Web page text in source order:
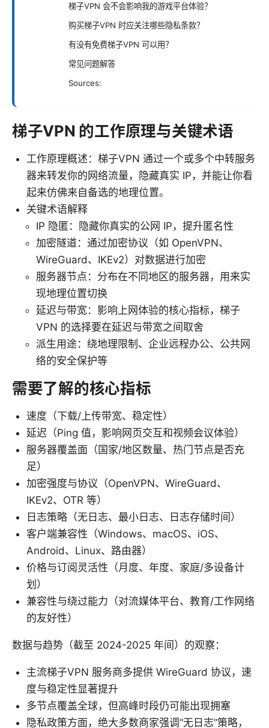
梯子VPN 会不会影响我的游戏平台体验？
购买梯子VPN 时应关注哪些隐私条款？
有没有免费梯子VPN 可以用？
常见问题解答
Sources:
梯子VPN 的工作原理与关键术语
工作原理概述：梯子VPN 通过一个或多个中转服务
器来转发你的网络流量，隐藏真实 IP，并能让你看
起来仿佛来自备选的地理位置。
关键术语解释
IP 隐匿：隐藏你真实的公网 IP，提升匿名性
加密隧道：通过加密协议（如 OpenVPN、
WireGuard、IKEv2）对数据进行加密
服务器节点：分布在不同地区的服务器，用来实
现地理位置切换
延迟与带宽：影响上网体验的核心指标，梯子
VPN 的选择要在延迟与带宽之间取舍
派生用途：绕地理限制、企业远程办公、公共网
络的安全保护等
需要了解的核心指标
速度（下载/上传带宽、稳定性）
延迟（Ping 值，影响网页交互和视频会议体验）
服务器覆盖面（国家/地区数量、热门节点是否充
足）
加密强度与协议（OpenVPN、WireGuard、
IKEv2、OTR 等）
日志策略（无日志、最小日志、日志存储时间）
客户端兼容性（Windows、macOS、iOS、
Android、Linux、路由器）
价格与订阅灵活性（月度、年度、家庭/多设备计
划）
兼容性与绕过能力（对流媒体平台、教育/工作网络
的友好性）
数据与趋势（截至 2024-2025 年间）的观察：
主流梯子VPN 服务商多提供 WireGuard 协议，速
度与稳定性显著提升
多节点覆盖全球，但高峰时段仍可能出现拥塞
隐私政策方面，绝大多数商家强调“无日志”策略，